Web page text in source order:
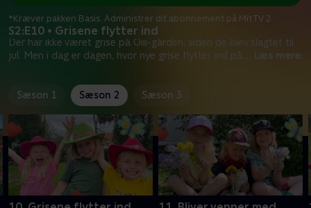
S2:E10 • Grisene flytter ind
Der har ikke været grise på Oiii-gården, siden de blev slagtet til
jul. Men i dag er dagen, hvor nye grise flytter ind på
Læs mere
*Kræver pakken Basis. Administrer dit abonnement på Mit TV 2.
Sæson 1 Sæson 2 Sæson 3